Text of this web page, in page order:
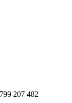
207 482